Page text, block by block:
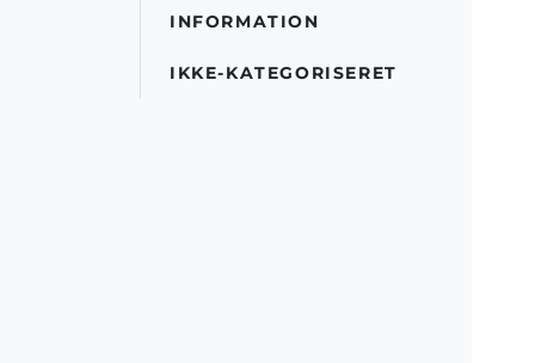
INFORMATION
IKKE-KATEGORISERET